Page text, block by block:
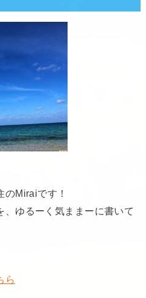
のMiraiです！
、ゆるーく気ままーに書いて
ら